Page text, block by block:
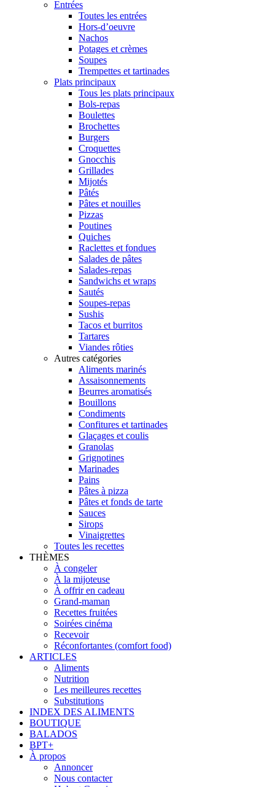
Entrées
Toutes les entrées
Hors-d’oeuvre
Nachos
Potages et crèmes
Soupes
Trempettes et tartinades
Plats principaux
Tous les plats principaux
Bols-repas
Boulettes
Brochettes
Burgers
Croquettes
Gnocchis
Grillades
Mijotés
Pâtés
Pâtes et nouilles
Pizzas
Poutines
Quiches
Raclettes et fondues
Salades de pâtes
Salades-repas
Sandwichs et wraps
Sautés
Soupes-repas
Sushis
Tacos et burritos
Tartares
Viandes rôties
Autres catégories
Aliments marinés
Assaisonnements
Beurres aromatisés
Bouillons
Condiments
Confitures et tartinades
Glaçages et coulis
Granolas
Grignotines
Marinades
Pains
Pâtes à pizza
Pâtes et fonds de tarte
Sauces
Sirops
Vinaigrettes
Toutes les recettes
THÈMES
À congeler
À la mijoteuse
À offrir en cadeau
Grand-maman
Recettes fruitées
Soirées cinéma
Recevoir
Réconfortantes (comfort food)
ARTICLES
Aliments
Nutrition
Les meilleures recettes
Substitutions
INDEX DES ALIMENTS
BOUTIQUE
BALADOS
BPT+
À propos
Annoncer
Nous contacter